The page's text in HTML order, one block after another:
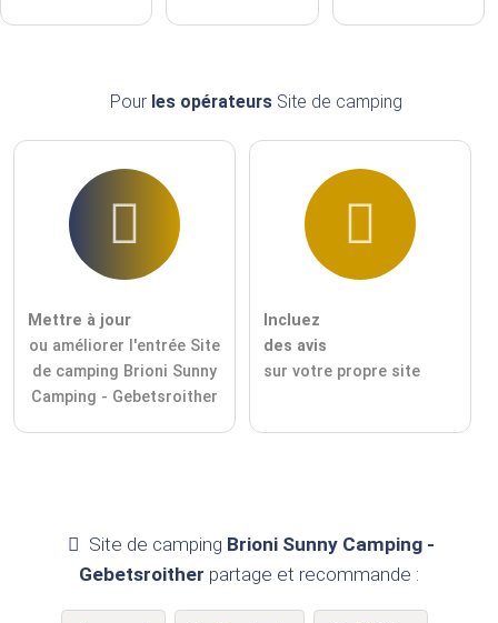
Pour les opérateursSite de camping
Mettre à jour
ou améliorer l'entrée Site
de camping Brioni Sunny
Camping - Gebetsroither
Incluez
des avis
sur votre propre site
Site de camping Brioni Sunny Camping -
Gebetsroither partage et recommande :